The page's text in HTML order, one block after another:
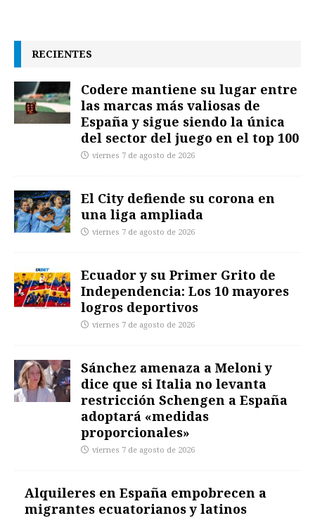
RECIENTES
Codere mantiene su lugar entre
las marcas más valiosas de
España y sigue siendo la única
del sector del juego en el top 100
viernes 7 de agosto de 2026
El City defiende su corona en
una liga ampliada
viernes 7 de agosto de 2026
Ecuador y su Primer Grito de
Independencia: Los 10 mayores
logros deportivos
viernes 7 de agosto de 2026
Sánchez amenaza a Meloni y
dice que si Italia no levanta
restricción Schengen a España
adoptará «medidas
proporcionales»
viernes 7 de agosto de 2026
Alquileres en España empobrecen a
migrantes ecuatorianos y latinos